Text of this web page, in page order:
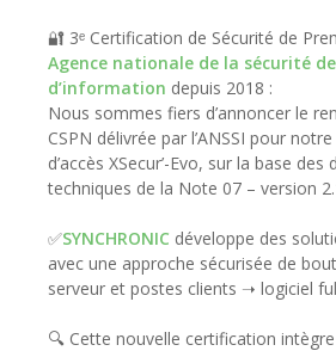
🔐 3ᵉ Certification de Sécurité de
Agence nationale de la sécurité
d’information depuis 2018 :
Nous sommes fiers d’annoncer le
CSPN délivrée par l’ANSSI pour
d’accès XSecur’-Evo, sur la base
techniques de la Note 07 – version
✅SYNCHRONIC développe des
avec une approche sécurisée de
serveur et postes clients ➝ logiciel
🔍 Cette nouvelle certification